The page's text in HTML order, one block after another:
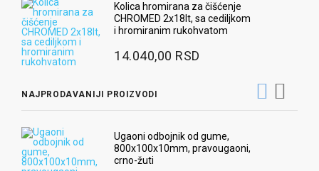
Kolica hromirana za čišćenje
CHROMED 2x18lt, sa cediljkom
i hromiranim rukohvatom
14.040,00 RSD
NAJPRODAVANIJI PROIZVODI
Ugaoni odbojnik od gume,
800x100x10mm, pravougaoni,
crno-žuti